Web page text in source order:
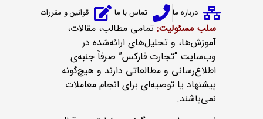
درباره ما تماس با ما قوانین و مقررات
سلب مسئولیت: تمامی مطالب، مقالات،
آموزش‌ها، و تحلیل‌های ارائه‌شده در
وب‌سایت “تجارت فارکس” صرفاً جنبه‌ی
اطلاع‌رسانی و مطالعاتی دارند و هیچ‌گونه
پیشنهاد یا توصیه‌ای برای انجام معاملات
نمی‌باشند.